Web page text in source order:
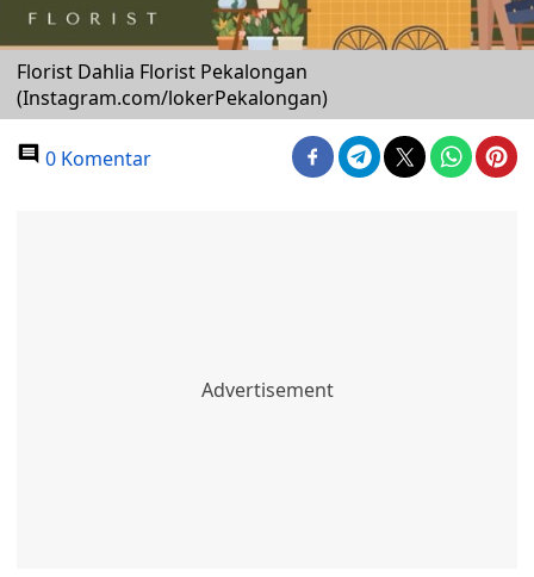
Florist Dahlia Florist Pekalongan
(Instagram.com/lokerPekalongan)
0 Komentar